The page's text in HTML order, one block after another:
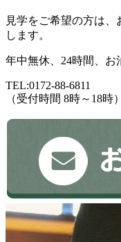
見学をご希望の方は
します。
年中無休、24時間、
TEL:0172-88-6811
（受付時間 8時～18時）